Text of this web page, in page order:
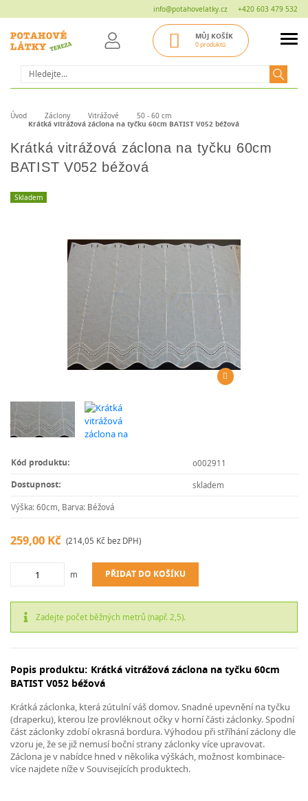
info@potahovelatky.cz +420 603 479 532
Hledat
MŮJ KOŠÍK
0 produktů
Úvod Záclony Vitrážové 50 - 60 cm
Krátká vitrážová záclona na tyčku 60cm BATIST V052 béžová
Krátká vitrážová záclona na tyčku 60cm
BATIST V052 béžová
Skladem
Kód produktu: o002911
Dostupnost: skladem
Výška: 60cm, Barva: Béžová
259,00 Kč (214,05 Kč bez DPH)
m PŘIDAT DO KOŠÍKU
Zadejte počet běžných metrů (např. 2,5).
Popis produktu: Krátká vitrážová záclona na tyčku 60cm
BATIST V052 béžová
Krátká záclonka, která zútulní váš domov. Snadné upevnění na tyčku
(draperku), kterou lze provléknout očky v horní části záclonky. Spodní
část záclonky zdobí okrasná bordura. Výhodou při stříhání záclony dle
vzoru je, že se již nemusí boční strany záclonky více upravovat.
Záclona je v nabídce hned v několika výškách, možnost kombinace-
více najdete níže v Souvisejících produktech.